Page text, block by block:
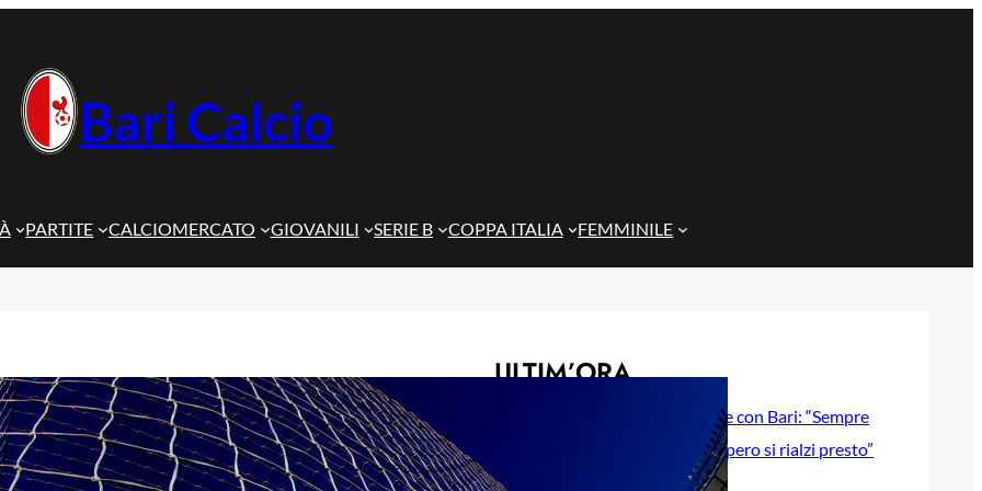
Bari Calcio
PARTITE CALCIOMERCATO GIOVANILI SERIE B COPPA ITALIA FEMMINILE
ULTIM’ORA
Gazzi e il legame con Bari: “Sempre
nel mio cuore, spero si rialzi presto”